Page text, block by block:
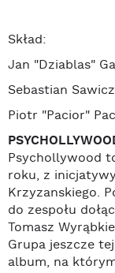
Skład:
Jan "Dziablas"
Sebastian
Piotr "Pacior"
Psychollywood
roku, z
Krzyzanskiego.
do zespołu
Tomasz
Grupa jeszcze
album, na